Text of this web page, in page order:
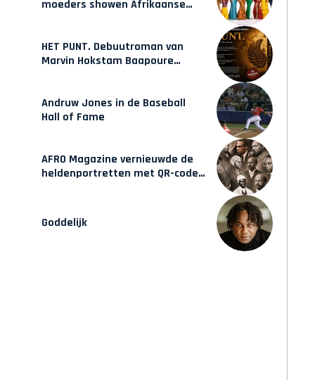
moeders showen Afrikaanse
HET PUNT. Debuutroman van
Marvin Hokstam Baapoure
Andruw Jones in de Baseball
Hall of Fame
AFRO Magazine vernieuwde de
heldenportretten met QR-codes
Goddelijk